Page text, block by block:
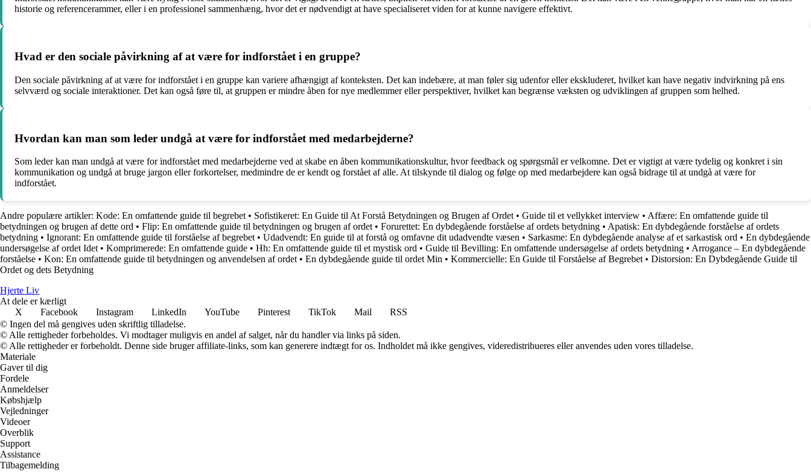
historie og referencerammer, eller i en professionel sammenhæng, hvor det er nødvendigt at have specialiseret viden for at kunne navigere effektivt.
Hvad er den sociale påvirkning af at være for indforstået i en gruppe?
Den sociale påvirkning af at være for indforstået i en gruppe kan variere afhængigt af konteksten. Det kan indebære, at man føler sig udenfor eller ekskluderet, hvilket kan have negativ indvirkning på ens
selvværd og sociale interaktioner. Det kan også føre til, at gruppen er mindre åben for nye medlemmer eller perspektiver, hvilket kan begrænse væksten og udviklingen af gruppen som helhed.
Hvordan kan man som leder undgå at være for indforstået med medarbejderne?
Som leder kan man undgå at være for indforstået med medarbejderne ved at skabe en åben kommunikationskultur, hvor feedback og spørgsmål er velkomne. Det er vigtigt at være tydelig og konkret i sin
kommunikation og undgå at bruge jargon eller forkortelser, medmindre de er kendt og forstået af alle. At tilskynde til dialog og følge op med medarbejdere kan også bidrage til at undgå at være for
indforstået.
Andre populære artikler: Kode: En omfattende guide til begrebet • Sofistikeret: En Guide til At Forstå Betydningen og Brugen af Ordet • Guide til et vellykket interview • Affære: En omfattende guide til
betydningen og brugen af dette ord • Flip: En omfattende guide til betydningen og brugen af ordet • Forurettet: En dybdegående forståelse af ordets betydning • Apatisk: En dybdegående forståelse af ordets
betydning • Ignorant: En omfattende guide til forståelse af begrebet • Udadvendt: En guide til at forstå og omfavne dit udadvendte væsen • Sarkasme: En dybdegående analyse af et sarkastisk ord • En dybdegående
undersøgelse af ordet Idet • Komprimerede: En omfattende guide • Hh: En omfattende guide til et mystisk ord • Guide til Bevilling: En omfattende undersøgelse af ordets betydning • Arrogance – En dybdegående
forståelse • Kon: En omfattende guide til betydningen og anvendelsen af ordet • En dybdegående guide til ordet Min • Kommercielle: En Guide til Forståelse af Begrebet • Distorsion: En Dybdegående Guide til
Ordet og dets Betydning
Hjerte Liv
At dele er kærligt
X
Facebook Instagram LinkedIn YouTube Pinterest TikTok Mail
RSS
© Ingen del må gengives uden skriftlig tilladelse.
© Alle rettigheder forbeholdes. Vi modtager muligvis en andel af salget, når du handler via links på siden.
© Alle rettigheder er forbeholdt. Denne side bruger affiliate-links, som kan generere indtægt for os. Indholdet må ikke gengives, videredistribueres eller anvendes uden vores tilladelse.
Materiale
Gaver til dig
Fordele
Anmeldelser
Købshjælp
Vejledninger
Videoer
Overblik
Support
Assistance
Tilbagemelding